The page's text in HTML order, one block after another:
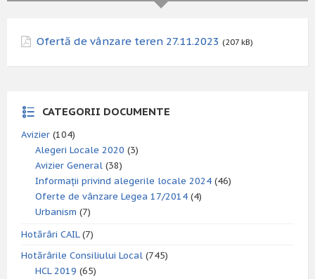
Ofertă de vânzare teren 27.11.2023 (207 kB)
CATEGORII DOCUMENTE
Avizier (104)
Alegeri Locale 2020 (3)
Avizier General (38)
Informații privind alegerile locale 2024 (46)
Oferte de vânzare Legea 17/2014 (4)
Urbanism (7)
Hotărâri CAIL(7)
Hotărârile Consiliului Local (745)
HCL 2019 (65)